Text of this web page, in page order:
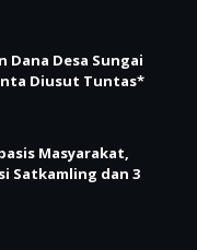
Dana Desa Sungai
Diusut Tuntas*
Masyarakat,
Satkamling dan 3